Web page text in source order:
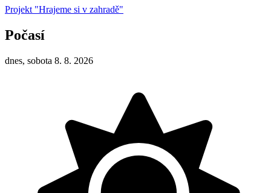
Projekt "Hrajeme si v zahradě"
Počasí
dnes, sobota 8. 8. 2026